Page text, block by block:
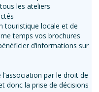
les ateliers
touristique locale et de
temps vos brochures
d’informations sur
par le droit de
donc la prise de décisions